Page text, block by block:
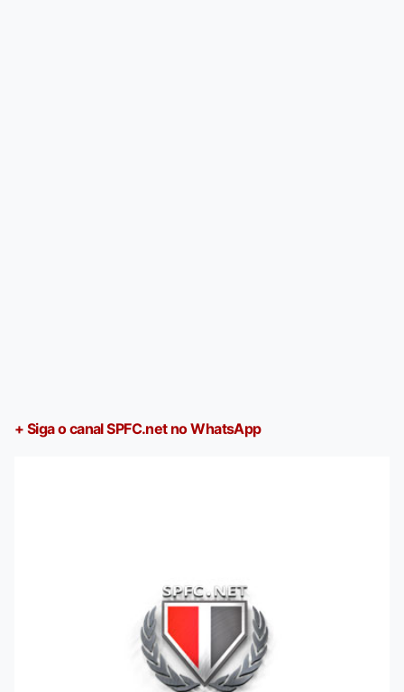
+ Siga o canal SPFC.net no WhatsApp